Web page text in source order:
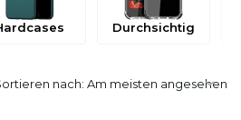
Durchsichtig
nach: